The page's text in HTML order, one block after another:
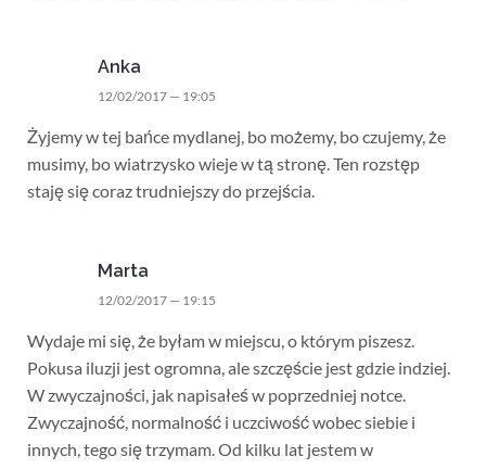
Anka
12/02/2017 — 19:05
Żyjemy w tej bańce mydlanej, bo możemy, bo czujemy, że
musimy, bo wiatrzysko wieje w tą stronę. Ten rozstęp
staję się coraz trudniejszy do przejścia.
Marta
12/02/2017 — 19:15
Wydaje mi się, że byłam w miejscu, o którym piszesz.
Pokusa iluzji jest ogromna, ale szczęście jest gdzie indziej.
W zwyczajności, jak napisałeś w poprzedniej notce.
Zwyczajność, normalność i uczciwość wobec siebie i
innych, tego się trzymam. Od kilku lat jestem w